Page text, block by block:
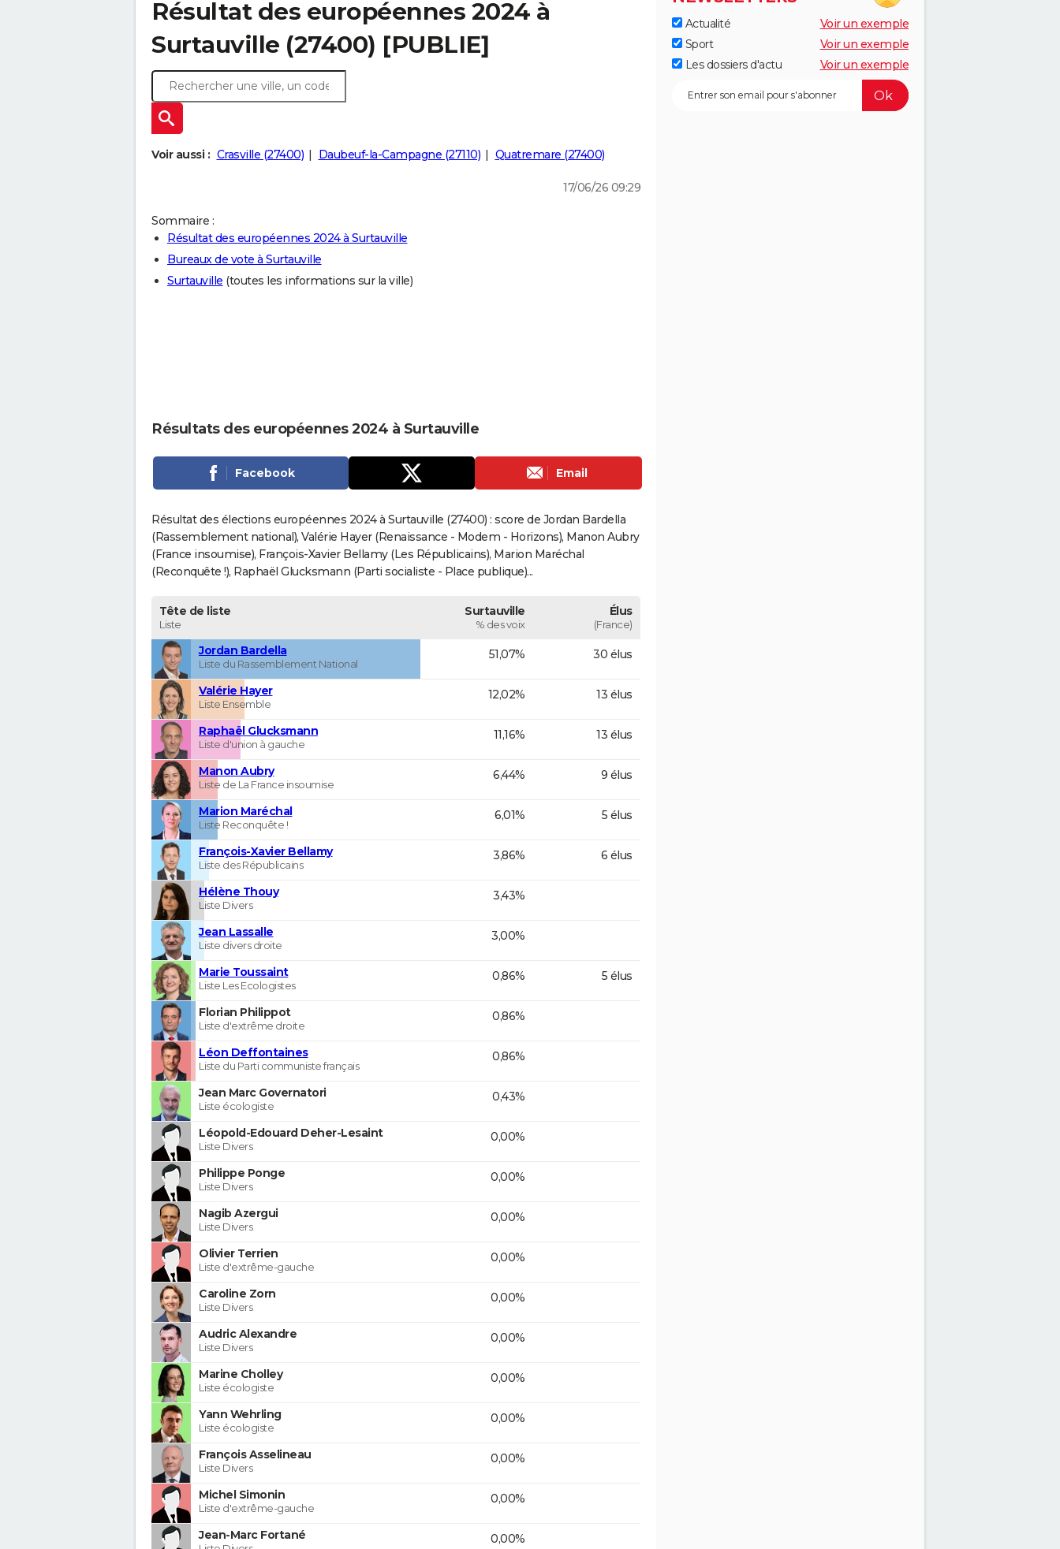
Résultat des européennes 2024 à
Surtauville (27400) [PUBLIE]
Voir aussi : Crasville (27400) Daubeuf-la-Campagne (27110) Quatremare (27400)
17/06/26 09:29
Sommaire :
Résultat des européennes 2024 à Surtauville
Bureaux de vote à Surtauville
Surtauville (toutes les informations sur la ville)
Résultats des européennes 2024 à Surtauville
Facebook Email
Résultat des élections européennes 2024 à Surtauville (27400) : score de Jordan Bardella
(Rassemblement national), Valérie Hayer (Renaissance - Modem - Horizons), Manon Aubry
(France insoumise), François-Xavier Bellamy (Les Républicains), Marion Maréchal
(Reconquête !), Raphaël Glucksmann (Parti socialiste - Place publique)...
Tête de liste
Liste
Surtauville
% des voix
Élus
(France)
Jordan Bardella
Liste du Rassemblement National
51,07% 30 élus
Valérie Hayer
Liste Ensemble
12,02% 13 élus
Raphaël Glucksmann
Liste d'union à gauche
11,16% 13 élus
Manon Aubry
Liste de La France insoumise
6,44% 9 élus
Marion Maréchal
Liste Reconquête !
6,01% 5 élus
François-Xavier Bellamy
Liste des Républicains
3,86% 6 élus
Hélène Thouy
Liste Divers
3,43%
Jean Lassalle
Liste divers droite
3,00%
Marie Toussaint
Liste Les Ecologistes
0,86% 5 élus
Florian Philippot
Liste d'extrême droite
0,86%
Léon Deffontaines
Liste du Parti communiste français
0,86%
Jean Marc Governatori
Liste écologiste
0,43%
Léopold-Edouard Deher-Lesaint
Liste Divers
0,00%
Philippe Ponge
Liste Divers
0,00%
Nagib Azergui
Liste Divers
0,00%
Olivier Terrien
Liste d'extrême-gauche
0,00%
Caroline Zorn
Liste Divers
0,00%
Audric Alexandre
Liste Divers
0,00%
Marine Cholley
Liste écologiste
0,00%
Yann Wehrling
Liste écologiste
0,00%
François Asselineau
Liste Divers
0,00%
Michel Simonin
Liste d'extrême-gauche
0,00%
Jean-Marc Fortané 0,00%
Actualité
Voir un exemple
Sport
Voir un exemple
Les dossiers d'actu
Voir un exemple